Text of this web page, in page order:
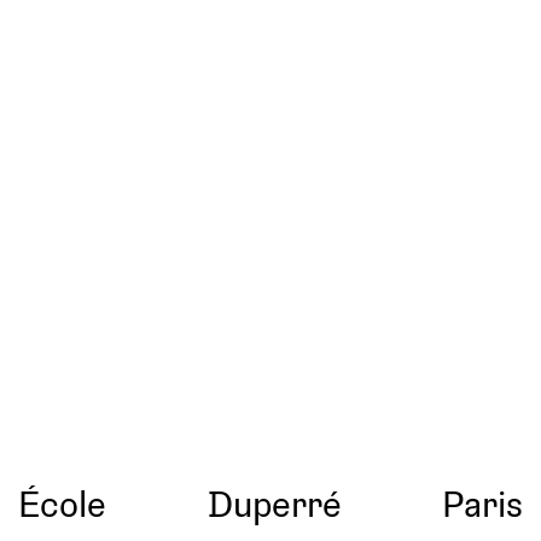
École Duperré Paris